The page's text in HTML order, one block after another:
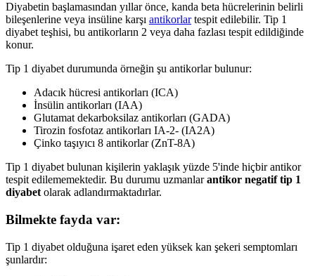
Diyabetin başlamasından yıllar önce, kanda beta hücrelerinin belirli
bileşenlerine veya insüline karşı antikorlartespit edilebilir. Tip 1
diyabet teşhisi, bu antikorların 2 veya daha fazlası tespit edildiğinde
konur.
Tip 1 diyabet durumunda örneğin şu antikorlar bulunur:
Adacık hücresi antikorları (ICA)
İnsülin antikorları (IAA)
Glutamat dekarboksilaz antikorları (GADA)
Tirozin fosfotaz antikorları IA-2- (IA2A)
Çinko taşıyıcı 8 antikorlar (ZnT-8A)
Tip 1 diyabet bulunan kişilerin yaklaşık yüzde 5'inde hiçbir antikor
tespit edilememektedir. Bu durumu uzmanlarantikor negatif tip 1
diyabet olarak adlandırmaktadırlar.
Bilmekte fayda var:
Tip 1 diyabet olduğuna işaret eden yüksek kan şekeri semptomları
şunlardır: